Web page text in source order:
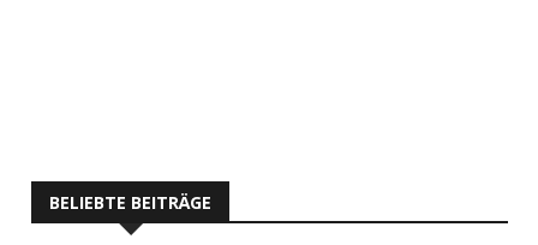
BELIEBTE BEITRÄGE